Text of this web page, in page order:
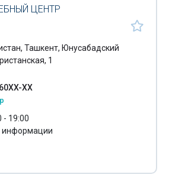
продвинутых
школьников
английскому языку
языка
ЦЕНТР
Ташкент, Юнусабадский
1
XX
- 19:00
информации